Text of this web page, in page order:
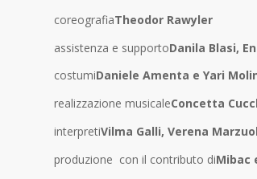
coreografiaTheodor Rawyler
assistenza e supportoDanila Blasi,
costumiDaniele Amenta e Yari
realizzazione musicaleConcetta
interpretiVilma Galli, Verena
produzione con il contributo diMibac